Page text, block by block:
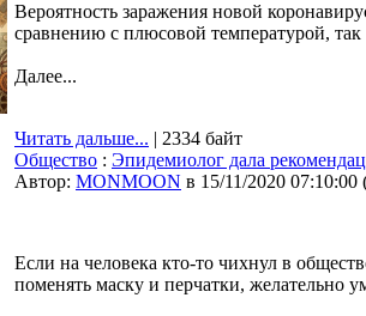
Вероятность заражения новой
сравнению с плюсовой температурой, так
Далее...
Читать дальше... | 2334 байт
Общество : Эпидемиолог дала
Автор: MONMOON в 15/11/2020 07:10:00
Если на человека кто-то чихнул в
поменять маску и перчатки, желательно